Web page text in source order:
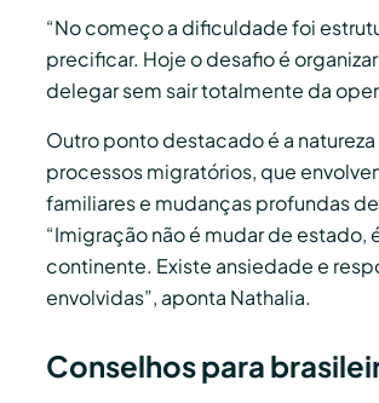
“No começo a dificuldade foi
precificar. Hoje o desafio é
delegar sem sair totalmente da
Outro ponto destacado é a
processos migratórios, que
familiares e mudanças profundas
“Imigração não é mudar de estado,
continente. Existe ansiedade e
envolvidas”, aponta Nathalia.
Conselhos para